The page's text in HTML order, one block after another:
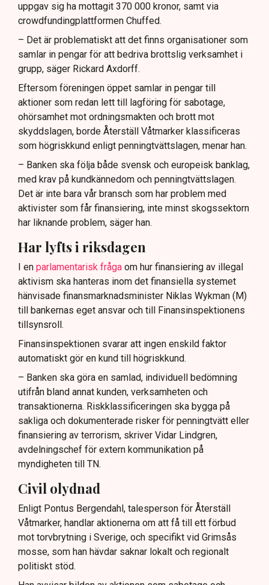
uppgav sig ha mottagit 370 000 kronor, samt via
crowdfundingplattformen Chuffed.
– Det är problematiskt att det finns organisationer som
samlar in pengar för att bedriva brottslig verksamhet i
grupp, säger Rickard Axdorff.
Eftersom föreningen öppet samlar in pengar till
aktioner som redan lett till lagföring för sabotage,
ohörsamhet mot ordningsmakten och brott mot
skyddslagen, borde Återställ Våtmarker klassificeras
som högriskkund enligt penningtvättslagen, menar han.
– Banken ska följa både svensk och europeisk banklag,
med krav på kundkännedom och penningtvättslagen.
Det är inte bara vår bransch som har problem med
aktivister som får finansiering, inte minst skogssektorn
har liknande problem, säger han.
Har lyfts i riksdagen
I en parlamentarisk fråga om hur finansiering av illegal
aktivism ska hanteras inom det finansiella systemet
hänvisade finansmarknadsminister Niklas Wykman (M)
till bankernas eget ansvar och till Finansinspektionens
tillsynsroll.
Finansinspektionen svarar att ingen enskild faktor
automatiskt gör en kund till högriskkund.
– Banken ska göra en samlad, individuell bedömning
utifrån bland annat kunden, verksamheten och
transaktionerna. Riskklassificeringen ska bygga på
sakliga och dokumenterade risker för penningtvätt eller
finansiering av terrorism, skriver Vidar Lindgren,
avdelningschef för extern kommunikation på
myndigheten till TN.
Civil olydnad
Enligt Pontus Bergendahl, talesperson för Återställ
Våtmarker, handlar aktionerna om att få till ett förbud
mot torvbrytning i Sverige, och specifikt vid Grimsås
mosse, som han hävdar saknar lokalt och regionalt
politiskt stöd.